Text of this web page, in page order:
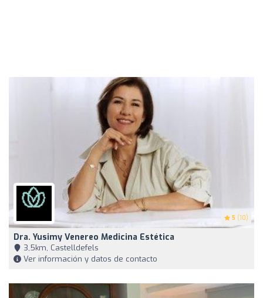
5 (10)
Dra. Yusimy Venereo Medicina Estética
3,5km, Castelldefels
Ver información y datos de contacto